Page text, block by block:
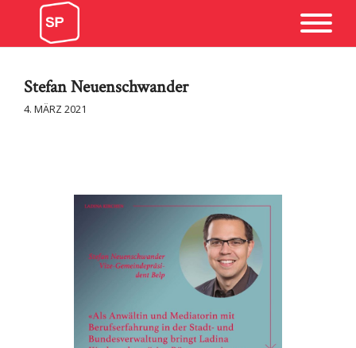
Stefan Neuenschwander
4. MÄRZ 2021